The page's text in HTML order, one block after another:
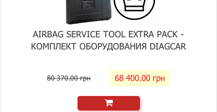
AIRBAG SERVICE TOOL EXTRA PACK -
КОМПЛЕКТ ОБОРУДОВАНИЯ DIAGCAR
80 370.00 грн 68 400.00 грн